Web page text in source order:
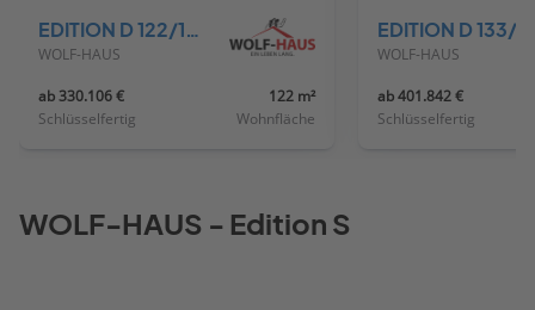
EDITION D 122/124
WOLF-HAUS
ab 330.106 €
Schlüsselfertig
122 m²
Wohnfläche
WOLF-HAUS
ab 401.842 €
Schlüsselfertig
WOLF-HAUS - Edition S